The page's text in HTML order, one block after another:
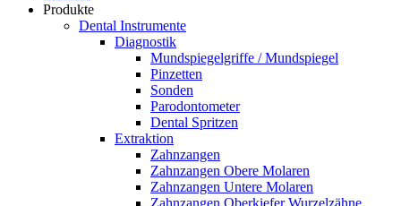
Produkte
Dental Instrumente
Diagnostik
Mundspiegelgriffe / Mundspiegel
Pinzetten
Sonden
Parodontometer
Dental Spritzen
Extraktion
Zahnzangen
Zahnzangen Obere Molaren
Zahnzangen Untere Molaren